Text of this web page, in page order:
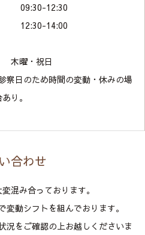
12:30
14:00
曜・祝日
察日のため時間の変動・休みの場
り。
合わせ
混み合っております。
動シフトを組んでおります。
況をご確認の上お越しくださいま